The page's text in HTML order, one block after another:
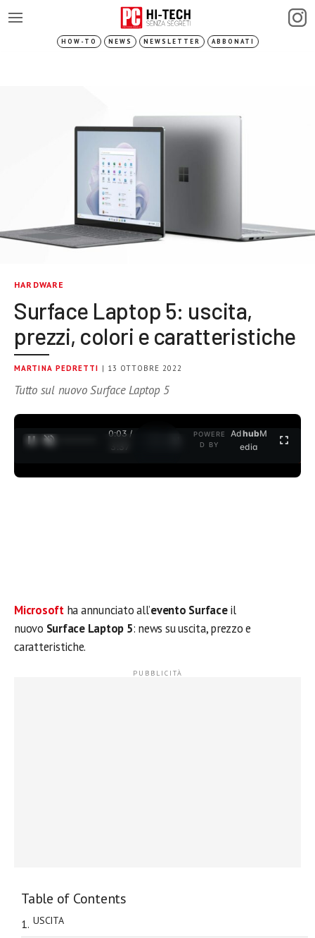
HOW-TO NEWS NEWSLETTER ABBONATI
HARDWARE
Surface Laptop 5: uscita,
prezzi, colori e caratteristiche
MARTINA PEDRETTI | 13 OTTOBRE 2022
Tutto sul nuovo Surface Laptop 5
0:04 /
3:37
POWERE
D BY
AdhubM
edia
Microsoft ha annunciato all’evento Surfaceil
nuovo Surface Laptop 5: news su uscita, prezzo e
caratteristiche.
Table of Contents
USCITA